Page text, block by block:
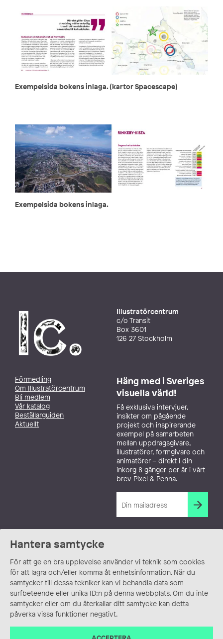
Hantera samtycke
För att ge en bra upplevelse använder vi teknik som cookies
för att lagra och/eller komma åt enhetsinformation. När du
samtycker till dessa tekniker kan vi behandla data som
surfbeteende eller unika ID:n på denna webbplats. Om du inte
samtycker eller om du återkallar ditt samtycke kan detta
påverka vissa funktioner negativt.
Exempelsida bokens inlaga. (kartor Spacescape)
Exempelsida bokens inlaga.
Illustratörcentrum
c/o Transit
Box 3601
126 27 Stockholm
Förmedling
Om Illustratörcentrum
Bli medlem
Vår katalog
Beställarguiden
Aktuellt
Häng med i Sveriges
visuella värld!
Få exklusiva intervjuer,
insikter om pågående
projekt och inspirerande
exempel på samarbeten
mellan uppdragsgivare,
illustratörer, formgivare och
animatörer – direkt i din
inkorg 8 gånger per år i vårt
brev Pixel & Penna.